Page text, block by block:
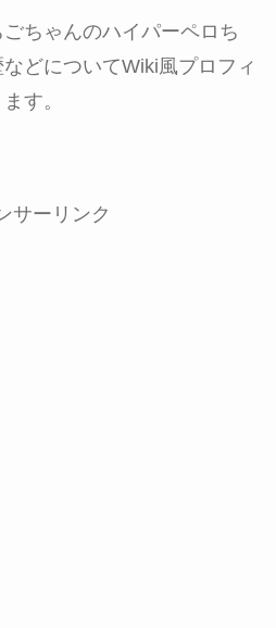
ちゃんのハイパーペロち
どについてWiki風プロフィ
す。
サーリンク